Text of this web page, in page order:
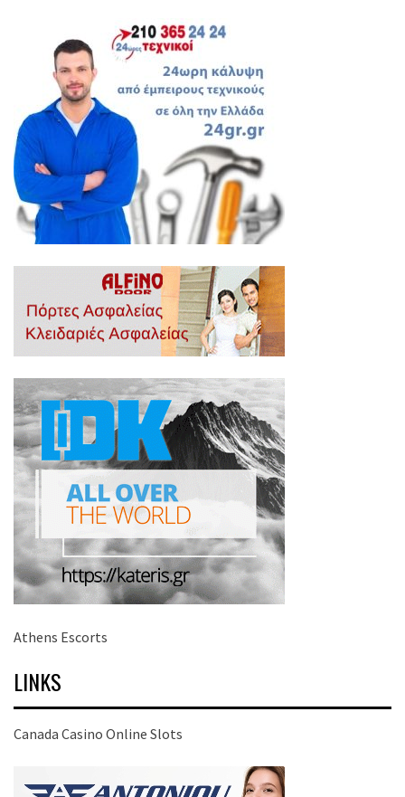
Athens Escorts
LINKS
Canada Casino Online Slots